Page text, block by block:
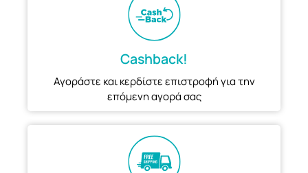
Cashback!
Αγοράστε και κερδίστε επιστροφή για την
επόμενη αγορά σας